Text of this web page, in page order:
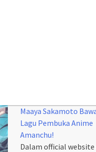
Maaya Sakamoto
Lagu Pembuka Anime
Amanchu!
Dalam official website